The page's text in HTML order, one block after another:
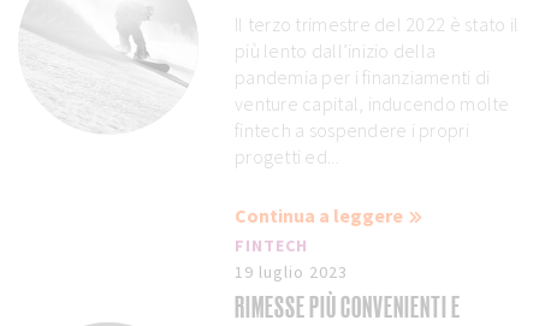
Il terzo trimestre del 2022 è stato il
più lento dall’inizio della
pandemia per i finanziamenti di
venture capital, inducendo molte
fintech a sospendere i propri
progetti ed...
Continua a leggere
FINTECH
19 luglio 2023
RIMESSE PIÙ CONVENIENTI E